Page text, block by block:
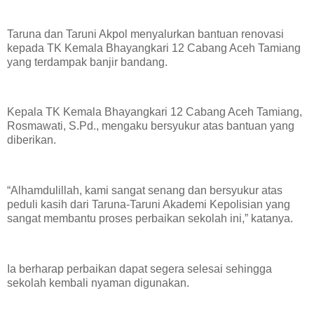
Taruna dan Taruni Akpol menyalurkan bantuan renovasi
kepada TK Kemala Bhayangkari 12 Cabang Aceh Tamiang
yang terdampak banjir bandang.
Kepala TK Kemala Bhayangkari 12 Cabang Aceh Tamiang,
Rosmawati, S.Pd., mengaku bersyukur atas bantuan yang
diberikan.
“Alhamdulillah, kami sangat senang dan bersyukur atas
peduli kasih dari Taruna-Taruni Akademi Kepolisian yang
sangat membantu proses perbaikan sekolah ini,” katanya.
Ia berharap perbaikan dapat segera selesai sehingga
sekolah kembali nyaman digunakan.